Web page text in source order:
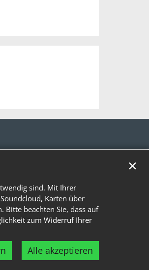
sind. Mit Ihrer
Karten über
Bitte beachten Sie, dass auf
zum Widerruf Ihrer
Alle akzeptieren
✕